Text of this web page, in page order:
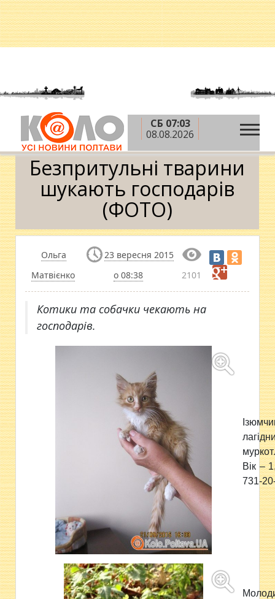
СБ 07:03
08.08.2026
Головна » Новини » Спецпроекти
»Безпритульні тварини шукають господарів (ФОТО)
Безпритульні тварини
шукають господарів
(ФОТО)
Ольга
Матвієнко
23 вересня 2015
о 08:38
2101
Котики та собачки чекають на
господарів.
Вiк –
731-